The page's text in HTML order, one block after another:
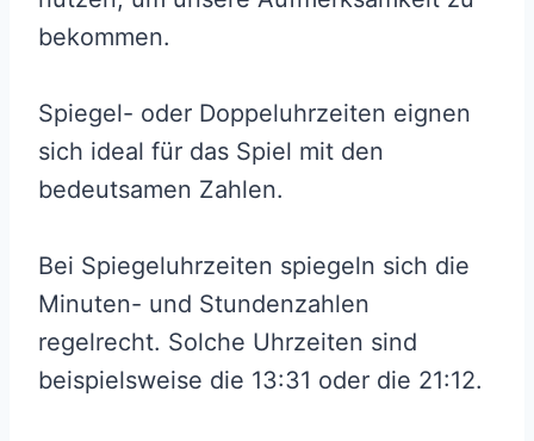
bekommen.
Spiegel- oder Doppeluhrzeiten eignen
sich ideal für das Spiel mit den
bedeutsamen Zahlen.
Bei Spiegeluhrzeiten spiegeln sich die
Minuten- und Stundenzahlen
regelrecht. Solche Uhrzeiten sind
beispielsweise die 13:31 oder die 21:12.